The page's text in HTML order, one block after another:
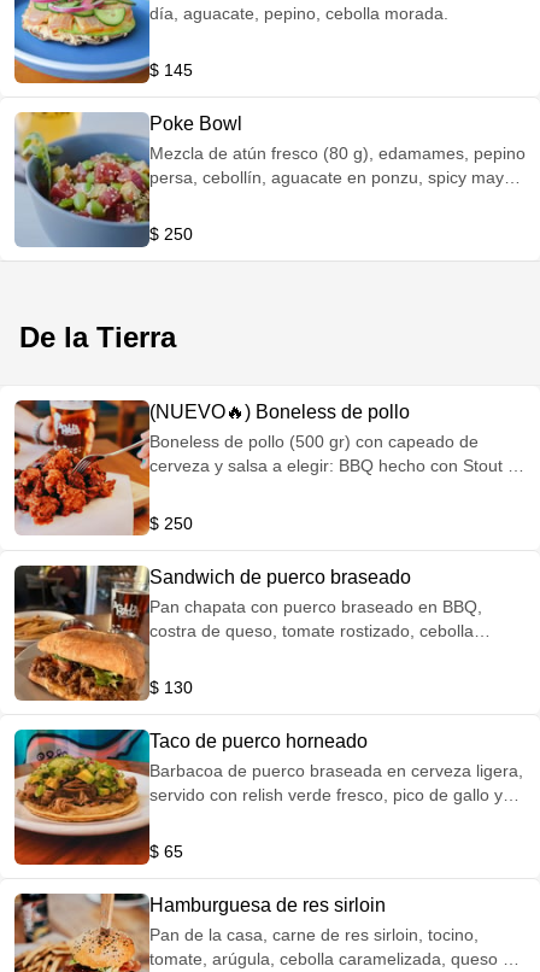
día, aguacate, pepino, cebolla morada.
$ 145
Poke Bowl
Mezcla de atún fresco (80 g), edamames, pepino
persa, cebollín, aguacate en ponzu, spicy mayo
$ 250
De la Tierra
(NUEVO🔥) Boneless de pollo
Boneless de pollo (500 gr) con capeado de
cerveza y salsa a elegir: BBQ hecho con Stout o
apio y zanahoria.
$ 250
Sandwich de puerco braseado
Pan chapata con puerco braseado en BBQ,
costra de queso, tomate rostizado, cebolla
$ 130
Taco de puerco horneado
Barbacoa de puerco braseada en cerveza ligera,
servido con relish verde fresco, pico de gallo y
$ 65
Hamburguesa de res sirloin
Pan de la casa, carne de res sirloin, tocino,
tomate, arúgula, cebolla caramelizada, queso y